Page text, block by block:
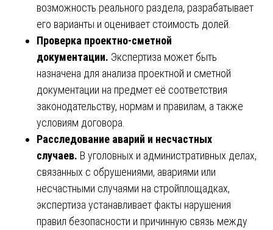
возможность реального раздела, разрабатывает
его варианты и оценивает стоимость долей.
Проверка проектно-сметной
документации. Экспертиза может быть
назначена для анализа проектной и сметной
документации на предмет её соответствия
законодательству, нормам и правилам, а также
условиям договора.
Расследование аварий и несчастных
случаев. В уголовных и административных делах,
связанных с обрушениями, авариями или
несчастными случаями на стройплощадках,
экспертиза устанавливает факты нарушения
правил безопасности и причинную связь между